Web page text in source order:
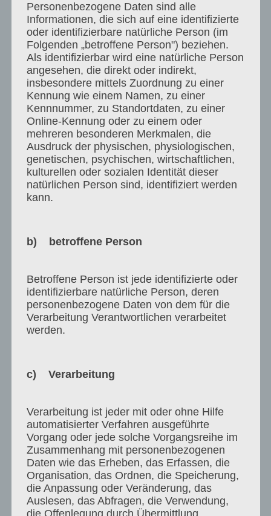
Verzug
Fristen für die Leistungserbringung durch uns
beginnen nicht, bevor der Rechnungsbetrag bei
uns vollständig eingegangen ist und
vereinbarungsgemäß die für die Dienstleistungen
notwendigen Daten bei uns vollständig vorliegen
beziehungsweise die notwendigen
Mitwirkungshandlungen komplett erbracht sind.
Ist der Kunde mit fälligen Zahlungen im Verzug,
behalten wir uns vor, weitere Leistungen bis zum
Ausgleich des offenen Betrages nicht
auszuführen.
berechtigt, den Vertrag außerordentlich zu
diesem Fall steht uns die gesamte Vergütung, die
bis zum nächsten ordentlichen
Beendigungstermin fällig wird, abzüglich
ersparter Aufwendungen, zu.
Wir werden die vereinbarten Dienstleistungen
gemäß Angebot mit der erforderlichen Sorgfalt
durchführen. Wir sind berechtigt, und dazu der
Hilfe Dritter / Dienstleister zu bedienen.
Es besteht Einigkeit, dass wir bis auf
anderslautende und explizit schriftliche
Personenbezogene Daten sind alle
Informationen, die sich auf eine identifizierte
oder identifizierbare natürliche Person (im
Folgenden „betroffene Person") beziehen.
Als identifizierbar wird eine natürliche Person
angesehen, die direkt oder indirekt,
insbesondere mittels Zuordnung zu einer
Kennung wie einem Namen, zu einer
Kennnummer, zu Standortdaten, zu einer
Online-Kennung oder zu einem oder
mehreren besonderen Merkmalen, die
Ausdruck der physischen, physiologischen,
genetischen, psychischen, wirtschaftlichen,
kulturellen oder sozialen Identität dieser
natürlichen Person sind, identifiziert werden
kann.
b) betroffene Person
Betroffene Person ist jede identifizierte oder
identifizierbare natürliche Person, deren
personenbezogene Daten von dem für die
Verarbeitung Verantwortlichen verarbeitet
werden.
c) Verarbeitung
Verarbeitung ist jeder mit oder ohne Hilfe
automatisierter Verfahren ausgeführte
Vorgang oder jede solche Vorgangsreihe im
Zusammenhang mit personenbezogenen
Daten wie das Erheben, das Erfassen, die
Organisation, das Ordnen, die Speicherung,
die Anpassung oder Veränderung, das
Auslesen, das Abfragen, die Verwendung,